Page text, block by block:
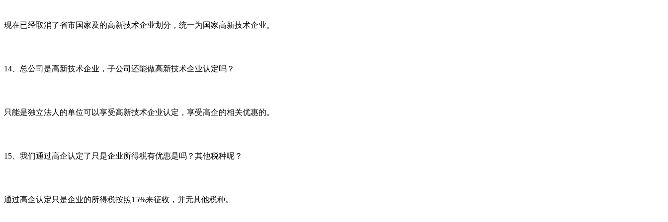
现在已经取消了省市国家及的高新技术企业划分，统一为国家高新技术企业。
14 、总公司是高新技术企业，子公司还能做高新技术企业认定吗？
只能是独立法人的单位可以享受高新技术企业认定，享受高企的相关优惠的。
15 、我们通过高企认定了只是企业所得税有优惠是吗？其他税种呢？
通过高企认定只是企业的所得税按照15%来征收，并无其他税种。